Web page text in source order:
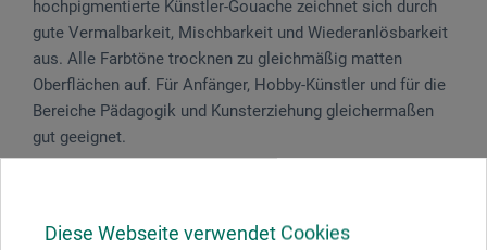
Diese Webseite verwendet Cookies
hochpigmentierte Künstler-Gouache zeichnet sich durch
gute Vermalbarkeit, Mischbarkeit und Wiederanlösbarkeit
aus. Alle Farbtöne trocknen zu gleichmäßig matten
Oberflächen auf. Für Anfänger, Hobby-Künstler und für die
Bereiche Pädagogik und Kunsterziehung gleichermaßen
gut geeignet.